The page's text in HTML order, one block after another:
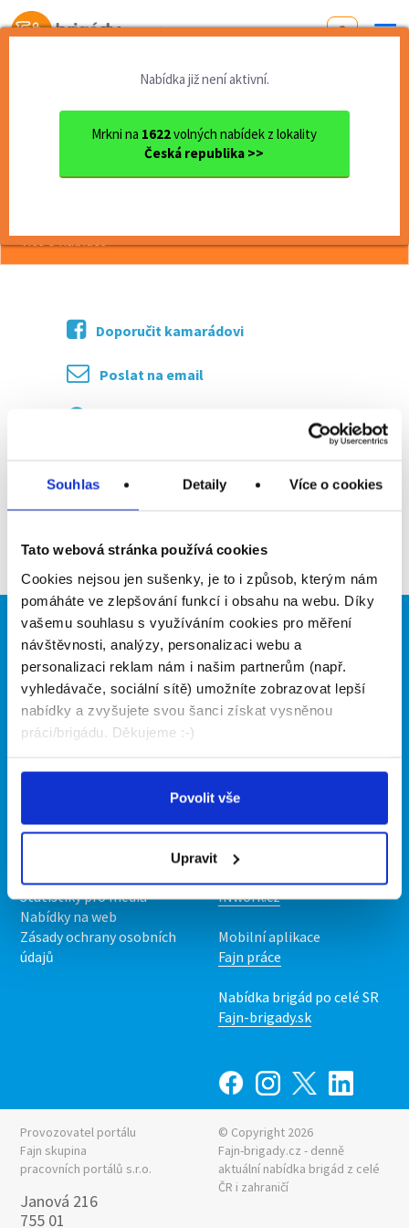
Souhlas Detaily Více o cookies
Tato webová stránka používá cookies
Cookies nejsou jen sušenky, je to i způsob, kterým nám
pomáháte ve zlepšování funkcí i obsahu na webu. Díky
vašemu souhlasu s využíváním cookies pro měření
návštěvnosti, analýzy, personalizaci webu a
personalizaci reklam nám i našim partnerům (např.
vyhledávače, sociální sítě) umožníte zobrazovat lepší
nabídky a zvyšujete svou šanci získat vysněnou
práci/brigádu. Děkujeme :-)
Povolit vše
Upravit
Od první brigády
Nabídka již není aktivní.
Mrkni na 1622volných nabídek z lokality
Česká republika >>
Moravskoslezský kraj
okres Ostrava
Ostrava
Pekař - noční
Pekař - noční
více o nabídce >>
Doporučit kamarádovi
Poslat na email
Brigádníci
Články
Hledané brigády
Firmy
Vložit inzerát
Ceník
Propagace
O portálu
O nás
Statistiky pro média
Nabídky na web
Zásady ochrany osobních
údajů
Naše další projekty
Fajn brigády
INwork.cz
Mobilní aplikace
Fajn práce
Nabídka brigád po celé SR
Fajn-brigady.sk
Provozovatel portálu
Fajn skupina
pracovních portálů s.r.o.
Janová 216
755 01
© Copyright 2026
Fajn-brigady.cz - denně
aktuální nabídka brigád z celé
ČR i zahraničí